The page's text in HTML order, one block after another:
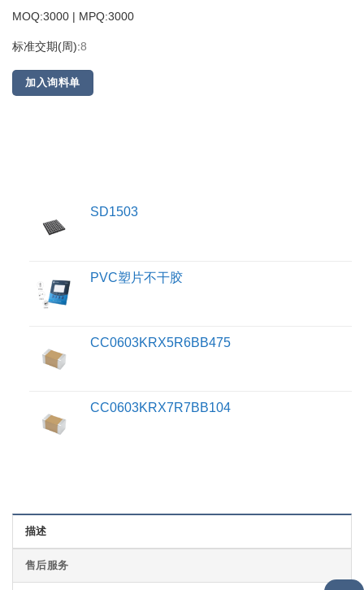
MOQ:3000 | MPQ:3000
标准交期(周):8
加入询料单
SD1503
PVC塑片不干胶
CC0603KRX5R6BB475
CC0603KRX7R7BB104
描述
售后服务